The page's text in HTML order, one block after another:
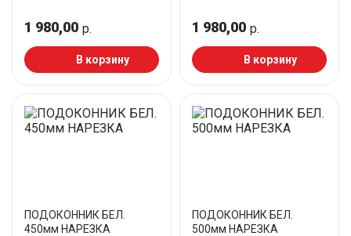
1 980,00 р.
В корзину
1 980,00 р.
В корзину
ПОДОКОННИК БЕЛ.
450мм НАРЕЗКА
ПОДОКОННИК БЕЛ.
500мм НАРЕЗКА